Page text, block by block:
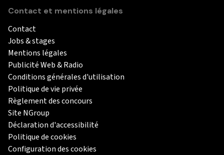
Contact et mentions légales
Contact
Jobs & stages
Mentions légales
Publicité Web & Radio
Conditions générales d'utilisation
Politique de vie privée
Règlement des concours
Site NGroup
Déclaration d'accessibilité
Politique de cookies
Configuration des cookies